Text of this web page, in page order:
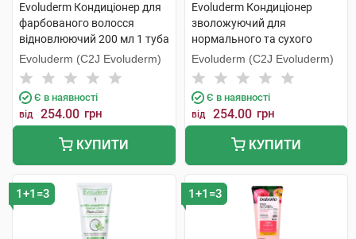
Evoluderm Кондиціонер для
фарбованого волосся
відновлюючий 200 мл 1 туба
Evoluderm (C2J Evoluderm)
Є в наявності
від 254.00 грн
КУПИТИ
Evoluderm Кондиціонер
зволожуючий для
нормального та сухого
волосся 200 мл 1 туба
Evoluderm (C2J Evoluderm)
Є в наявності
від 254.00 грн
КУПИТИ
1+1=3 1+1=3